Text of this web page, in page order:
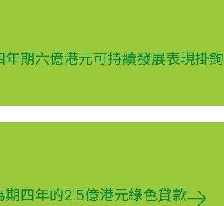
年期六億港元可持續發展表現掛鉤
期四年的2.5億港元綠色貸款